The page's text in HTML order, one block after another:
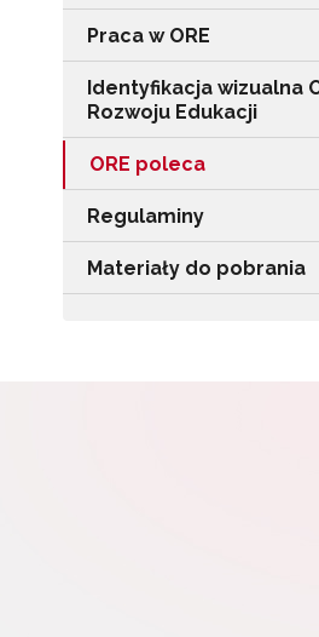
Praca w ORE
Identyfikacja wizualna
Rozwoju Edukacji
ORE poleca
Regulaminy
Materiały do pobrania